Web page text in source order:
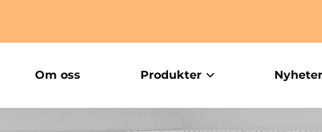
Om oss Produkter Nyheter